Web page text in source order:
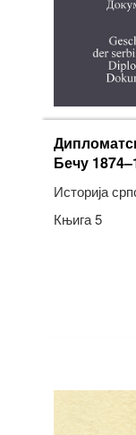
Бечу
Историја
Књига 5